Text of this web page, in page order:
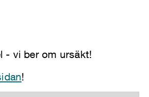
- vi ber om ursäkt!
!